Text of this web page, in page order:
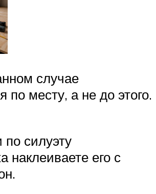
случае
по месту, а не до этого.
по силуэту
наклеиваете его с